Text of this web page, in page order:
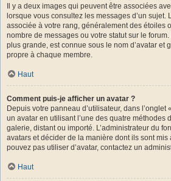
Il y a deux images qui peuvent être associées
lorsque vous consultez les messages d’un sujet.
associée à votre rang, généralement des étoiles
nombre de messages ou votre statut sur le
plus grande, est connue sous le nom d’avatar et
propre à chaque membre.
Haut
Comment puis-je afficher un avatar ?
Depuis votre panneau d’utilisateur, dans
un avatar en utilisant l’une des quatre méthodes
galerie, distant ou importé. L’administrateur du
avatars et décider de la manière dont ils sont mis
pouvez pas utiliser d’avatar, contactez un
Haut